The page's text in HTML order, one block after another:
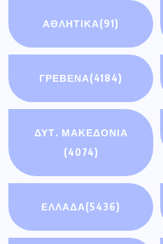
ΑΘΛΗΤΙΚΆ(91)
ΓΡΕΒΕΝΑ(4184)
ΔΥΤ. ΜΑΚΕΔΟΝΙΑ
(4074)
ΕΛΛΑΔΑ(5436)